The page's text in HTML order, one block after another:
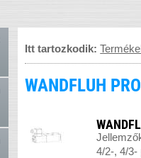
Itt tartozkodik:
WANDFLUH
4/2-, 4/3-